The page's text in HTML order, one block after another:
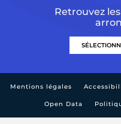
Retrouvez
Mentions légales
Open Data